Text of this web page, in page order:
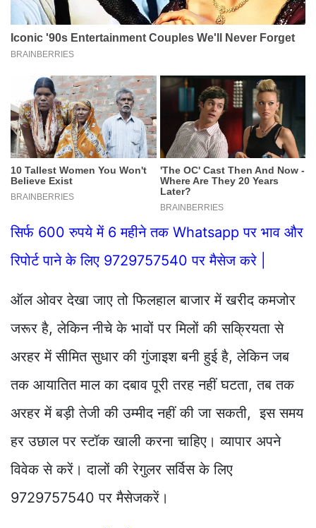
सिर्फ 600 रुपये में 6 महीने तक Whatsapp पर भाव और
रिपोर्ट पाने के लिए 9729757540 पर मैसेज करे |
ऑल ओवर देखा जाए तो फिलहाल बाजार में खरीद कमजोर
जरूर है, लेकिन नीचे के भावों पर मिलों की सक्रियता से
अरहर में सीमित सुधार की गुंजाइश बनी हुई है, लेकिन जब
तक आयातित माल का दबाव पूरी तरह नहीं घटता, तब तक
अरहर में बड़ी तेजी की उम्मीद नहीं की जा सकती, इस समय
हर उछाल पर स्टॉक खाली करना चाहिए। व्यापार अपने
विवेक से करें। दालों की रेगुलर सर्विस के लिए
9729757540 पर मैसेजकरें।